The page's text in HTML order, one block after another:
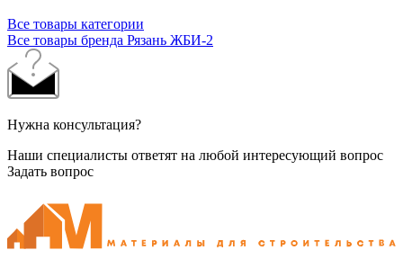
Все товары категории
Все товары бренда Рязань ЖБИ-2
Нужна консультация?
Наши специалисты ответят на любой интересующий вопрос
Задать вопрос